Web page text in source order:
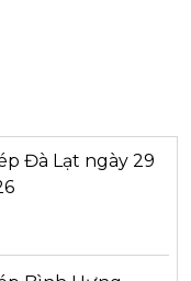
Đà Lạt ngày 29